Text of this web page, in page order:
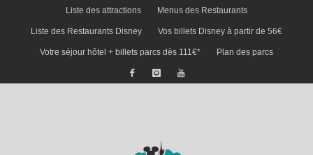
Liste des attractions Menus des Restaurants
Liste des Restaurants Disney Vos billets Disney à partir de 56€
Votre séjour hôtel + billets parcs dès 111€* Plan des parcs